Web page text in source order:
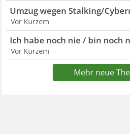
Umzug wegen Stalking/
Vor Kurzem
Ich habe noch nie / bin noch
Vor Kurzem
Mehr neue